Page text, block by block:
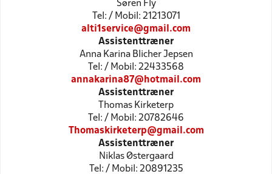
Søren Fly
Tel: / Mobil: 21213071
alti1service@gmail.com
Assistenttræner
Anna Karina Blicher Jepsen
Tel: / Mobil: 22433568
annakarina87@hotmail.com
Assistenttræner
Thomas Kirketerp
Tel: / Mobil: 20782646
Thomaskirketerp@gmail.com
Assistenttræner
Niklas Østergaard
Tel: / Mobil: 20891235